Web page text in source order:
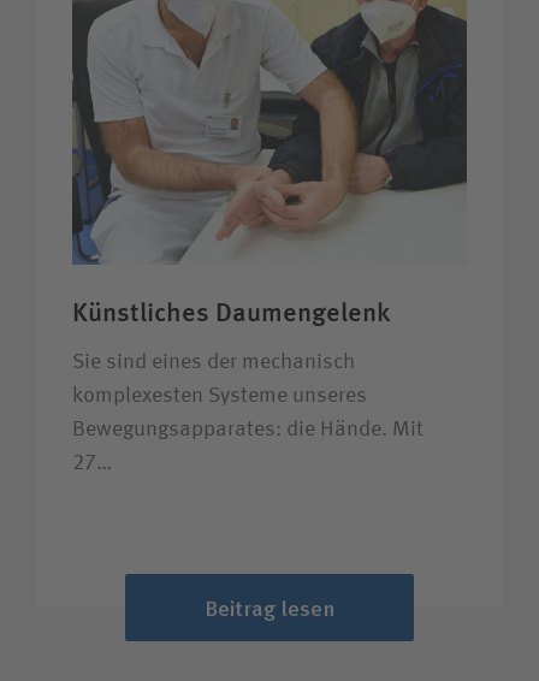
Künstliches Daumengelenk
Sie sind eines der mechanisch
komplexesten Systeme unseres
Bewegungsapparates: die Hände. Mit
27…
Beitrag lesen